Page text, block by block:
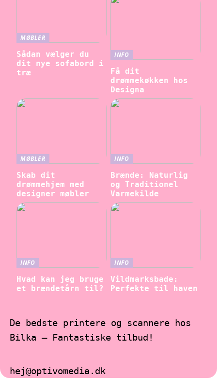
MØBLER
Sådan vælger du
dit nye sofabord i
træ
INFO
Få dit
drømmekøkken hos
Designa
MØBLER
Skab dit
drømmehjem med
designer møbler
INFO
Brænde: Naturlig
og Traditionel
Varmekilde
INFO
Hvad kan jeg bruge
et brændetårn til?
INFO
Vildmarksbade:
Perfekte til haven
De bedste printere og scannere hos
Bilka – Fantastiske tilbud!
hej@optivomedia.dk